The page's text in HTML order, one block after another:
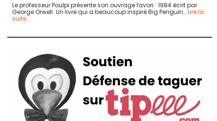
Le professeur Poulpi présente son ouvrage favori : 1984 écrit par
George Orwell. Un livre qui a beaucoup inspiré Big Penguin…Lire la
suite…